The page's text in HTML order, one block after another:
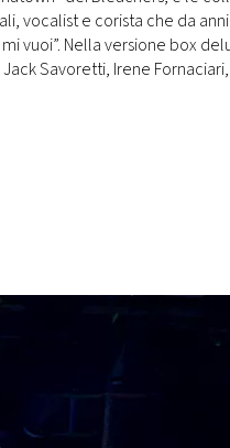
vocalist e corista che da
vuoi”. Nella versione box
Savoretti, Irene